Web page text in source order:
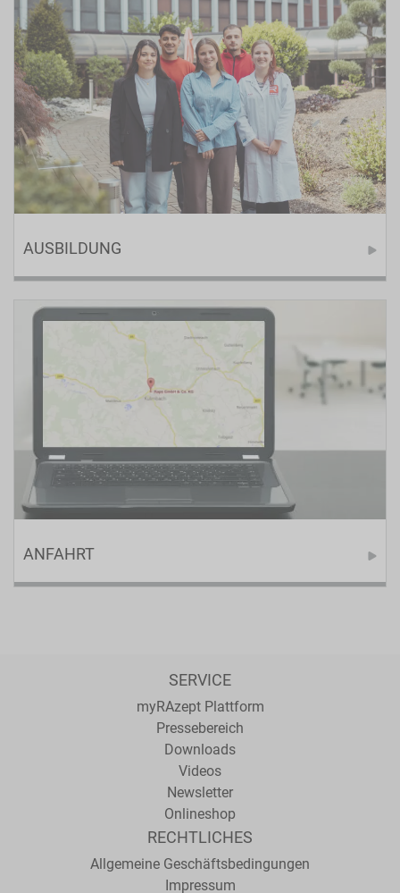
AUSBILDUNG
Bei RAPS erfolgreich Durchstarten
ANFAHRT
SERVICE
myRAzept Plattform
Pressebereich
Downloads
Videos
Newsletter
Onlineshop
RECHTLICHES
Allgemeine Geschäftsbedingungen
Impressum